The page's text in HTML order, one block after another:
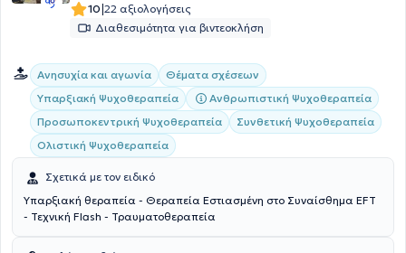
10|22 αξιολογήσεις
Διαθεσιμότητα για βιντεοκλήση
Ανησυχία και αγωνία
Θέματα σχέσεων
Υπαρξιακή Ψυχοθεραπεία
Ανθρωπιστική Ψυχοθεραπεία
Προσωποκεντρική Ψυχοθεραπεία
Συνθετική Ψυχοθεραπεία
Ολιστική Ψυχοθεραπεία
Σχετικά με τον ειδικό
Υπαρξιακή θεραπεία - Θεραπεία Εστιασμένη στο Συναίσθημα EFT
- Τεχνική Flash - Τραυματοθεραπεία